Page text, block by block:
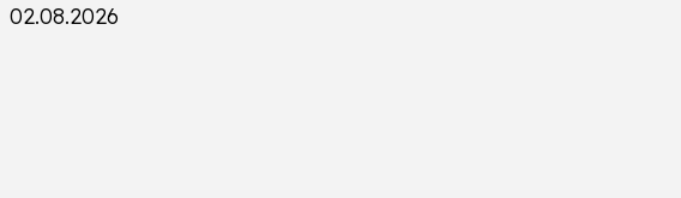
02.08.2026